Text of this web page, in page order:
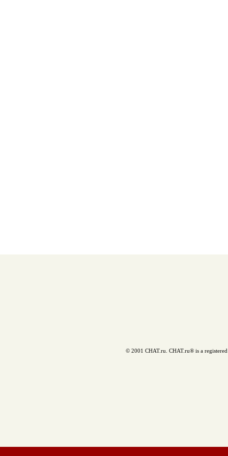
© 2001 CHAT.ru. CHAT.ru® is a